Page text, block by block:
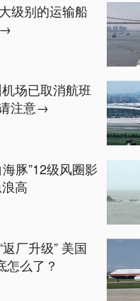
级别的运输船
→
场已取消航班
注意→
豚”12级风圈影
高
厂升级” 美国
怎么了？